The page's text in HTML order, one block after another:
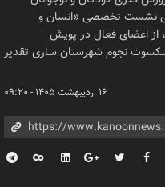
نشست تخصصی «انسان و
از اعضای فعال در پویش
نجوم شهرستان ساری تقدیر
۱۶ اردیبهشت ۱۴۰۵ - ۰۹:۲۰